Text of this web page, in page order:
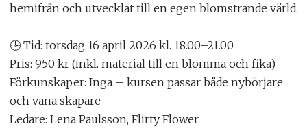
hemifrån och utvecklat till en egen blomstrande värld.
🕒 Tid: torsdag 16 april 2026 kl. 18.00–21.00
Pris: 950 kr (inkl. material till en blomma och fika)
Förkunskaper: Inga – kursen passar både nybörjare
och vana skapare
Ledare: Lena Paulsson, Flirty Flower